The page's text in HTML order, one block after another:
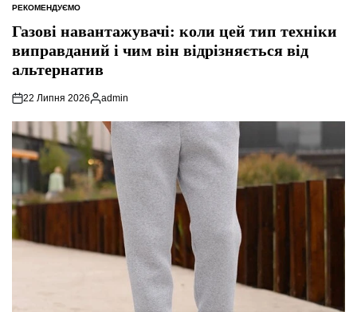
ОПУБЛІКУВАТИ
РЕКОМЕНДУЄМО
Газові навантажувачі: коли цей тип техніки
виправданий і чим він відрізняється від
альтернатив
22 Липня 2026
Опубліковано
admin